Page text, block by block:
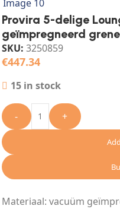
Provira 5-delige
geïmpregneerd
SKU: 3250859
€447.34
15 in stock
- +
Materiaal: vacuüm